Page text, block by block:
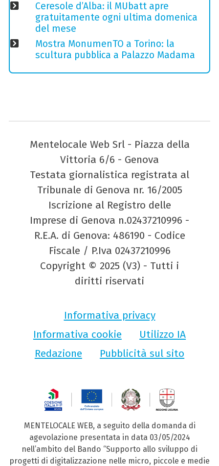
Ceresole d’Alba: il MUbatt apre
gratuitamente ogni ultima domenica
del mese
Mostra MonumenTO a Torino: la
scultura pubblica a Palazzo Madama
Mentelocale Web Srl - Piazza della
Vittoria 6/6 - Genova
Testata giornalistica registrata al
Tribunale di Genova nr. 16/2005
Iscrizione al Registro delle
Imprese di Genova n.02437210996 -
R.E.A. di Genova: 486190 - Codice
Fiscale / P.Iva 02437210996
Copyright © 2025 (V3) - Tutti i
diritti riservati
Informativa privacy
Informativa cookie
Utilizzo IA
Redazione
Pubblicità sul sito
MENTELOCALE WEB, a seguito della domanda di
agevolazione presentata in data 03/05/2024
nell’ambito del Bando “Supporto allo sviluppo di
progetti di digitalizzazione nelle micro, piccole e medie